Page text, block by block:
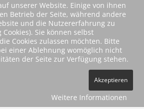
Vertrag widerrufen
unserer Website. Einige von ihnen
Betrieb der Seite, während andere
und die Nutzererfahrung zu
Sie können selbst
Cookies zulassen möchten. Bitte
einer Ablehnung womöglich nicht
der Seite zur Verfügung stehen.
Akzeptieren
Weitere Informationen